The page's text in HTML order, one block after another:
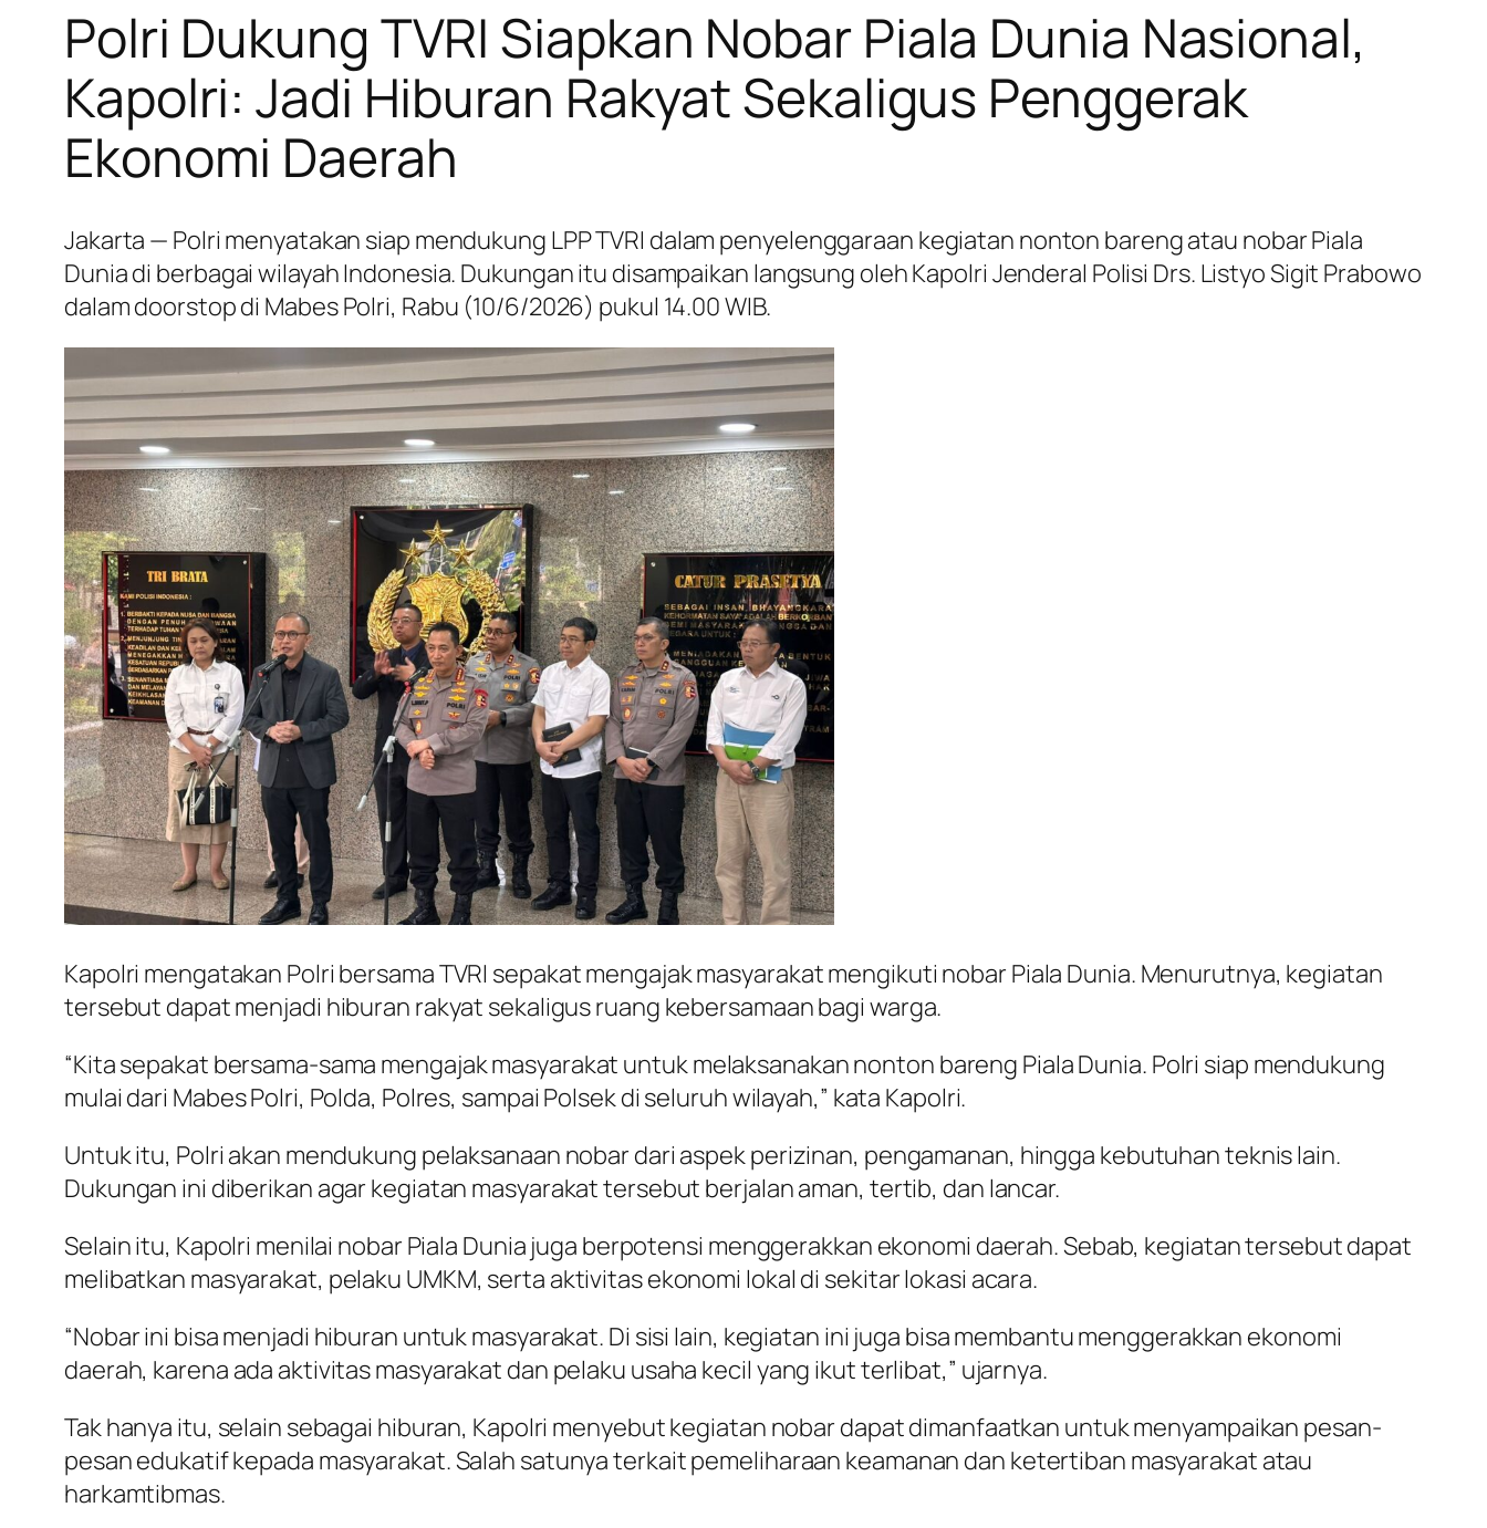
Polri Dukung TVRI Siapkan Nobar Piala Dunia Nasional,
Kapolri: Jadi Hiburan Rakyat Sekaligus Penggerak
Ekonomi Daerah
Jakarta — Polri menyatakan siap mendukung LPP TVRI dalam penyelenggaraan kegiatan nonton bareng atau nobar Piala
Dunia di berbagai wilayah Indonesia. Dukungan itu disampaikan langsung oleh Kapolri Jenderal Polisi Drs. Listyo Sigit Prabowo
dalam doorstop di Mabes Polri, Rabu (10/6/2026) pukul 14.00 WIB.
Kapolri mengatakan Polri bersama TVRI sepakat mengajak masyarakat mengikuti nobar Piala Dunia. Menurutnya, kegiatan
tersebut dapat menjadi hiburan rakyat sekaligus ruang kebersamaan bagi warga.
“Kita sepakat bersama-sama mengajak masyarakat untuk melaksanakan nonton bareng Piala Dunia. Polri siap mendukung
mulai dari Mabes Polri, Polda, Polres, sampai Polsek di seluruh wilayah,” kata Kapolri.
Untuk itu, Polri akan mendukung pelaksanaan nobar dari aspek perizinan, pengamanan, hingga kebutuhan teknis lain.
Dukungan ini diberikan agar kegiatan masyarakat tersebut berjalan aman, tertib, dan lancar.
Selain itu, Kapolri menilai nobar Piala Dunia juga berpotensi menggerakkan ekonomi daerah. Sebab, kegiatan tersebut dapat
melibatkan masyarakat, pelaku UMKM, serta aktivitas ekonomi lokal di sekitar lokasi acara.
“Nobar ini bisa menjadi hiburan untuk masyarakat. Di sisi lain, kegiatan ini juga bisa membantu menggerakkan ekonomi
daerah, karena ada aktivitas masyarakat dan pelaku usaha kecil yang ikut terlibat,” ujarnya.
Tak hanya itu, selain sebagai hiburan, Kapolri menyebut kegiatan nobar dapat dimanfaatkan untuk menyampaikan pesan-
pesan edukatif kepada masyarakat. Salah satunya terkait pemeliharaan keamanan dan ketertiban masyarakat atau
harkamtibmas.